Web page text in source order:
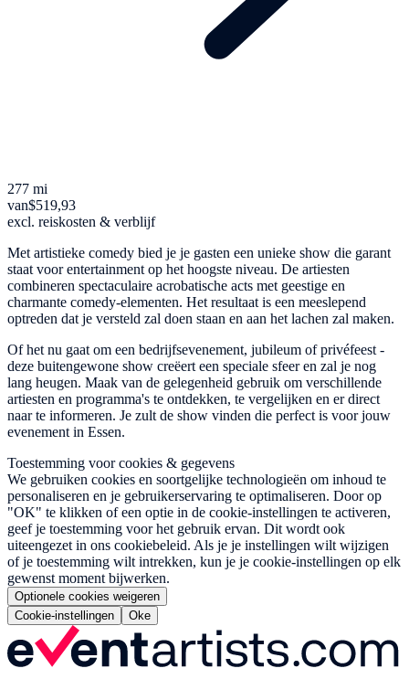
277 mi
van$519,93
excl. reiskosten & verblijf
Met artistieke comedy bied je je gasten een unieke show die garant
staat voor entertainment op het hoogste niveau. De artiesten
combineren spectaculaire acrobatische acts met geestige en
charmante comedy-elementen. Het resultaat is een meeslepend
optreden dat je versteld zal doen staan en aan het lachen zal maken.
Of het nu gaat om een bedrijfsevenement, jubileum of privéfeest -
deze buitengewone show creëert een speciale sfeer en zal je nog
lang heugen. Maak van de gelegenheid gebruik om verschillende
artiesten en programma's te ontdekken, te vergelijken en er direct
naar te informeren. Je zult de show vinden die perfect is voor jouw
evenement in Essen.
Toestemming voor cookies & gegevens
We gebruiken cookies en soortgelijke technologieën om inhoud te
personaliseren en je gebruikerservaring te optimaliseren. Door op
"OK" te klikken of een optie in de cookie-instellingen te activeren,
geef je toestemming voor het gebruik ervan. Dit wordt ook
uiteengezet in ons cookiebeleid. Als je je instellingen wilt wijzigen
of je toestemming wilt intrekken, kun je je cookie-instellingen op elk
gewenst moment bijwerken.
Optionele cookies weigeren
Cookie-instellingen
Oke